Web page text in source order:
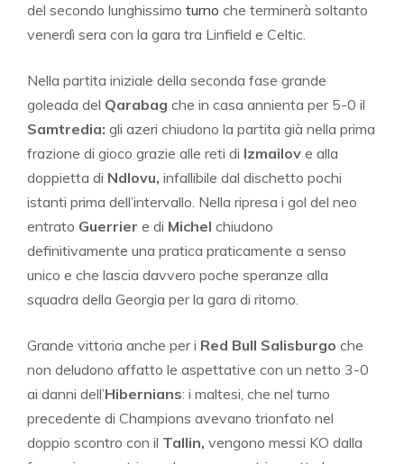
del secondo lunghissimo turno che terminerà soltanto
venerdì sera con la gara tra Linfield e Celtic.
Nella partita iniziale della seconda fase grande
goleada del Qarabag che in casa annienta per 5-0 il
Samtredia: gli azeri chiudono la partita già nella prima
frazione di gioco grazie alle reti di Izmailov e alla
doppietta di Ndlovu, infallibile dal dischetto pochi
istanti prima dell’intervallo. Nella ripresa i gol del neo
entrato Guerrier e di Michel chiudono
definitivamente una pratica praticamente a senso
unico e che lascia davvero poche speranze alla
squadra della Georgia per la gara di ritorno.
Grande vittoria anche per i Red Bull Salisburgo che
non deludono affatto le aspettative con un netto 3-0
ai danni dell’Hibernians: i maltesi, che nel turno
precedente di Champions avevano trionfato nel
doppio scontro con il Tallin, vengono messi KO dalla